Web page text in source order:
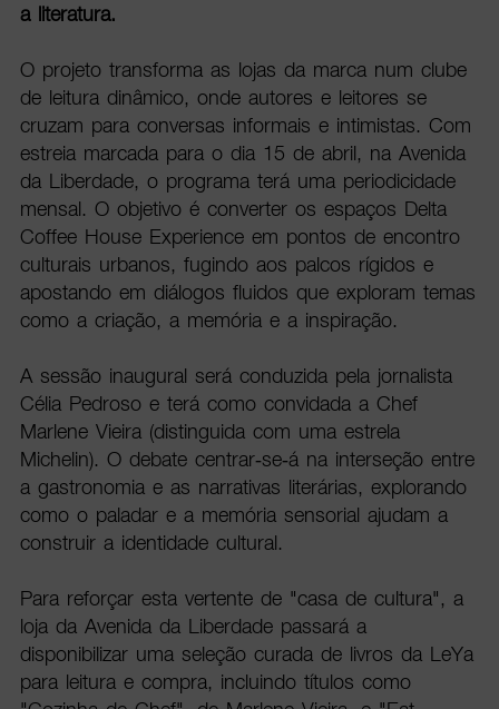
a literatura.
O projeto transforma as lojas da marca num clube
de leitura dinâmico, onde autores e leitores se
cruzam para conversas informais e intimistas. Com
estreia marcada para o dia 15 de abril, na Avenida
da Liberdade, o programa terá uma periodicidade
mensal. O objetivo é converter os espaços Delta
Coffee House Experience em pontos de encontro
culturais urbanos, fugindo aos palcos rígidos e
apostando em diálogos fluidos que exploram temas
como a criação, a memória e a inspiração.
A sessão inaugural será conduzida pela jornalista
Célia Pedroso e terá como convidada a Chef
Marlene Vieira (distinguida com uma estrela
Michelin). O debate centrar-se-á na interseção entre
a gastronomia e as narrativas literárias, explorando
como o paladar e a memória sensorial ajudam a
construir a identidade cultural.
Para reforçar esta vertente de "casa de cultura", a
loja da Avenida da Liberdade passará a
disponibilizar uma seleção curada de livros da LeYa
para leitura e compra, incluindo títulos como